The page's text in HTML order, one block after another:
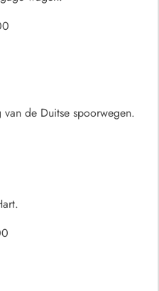
de Duitse spoorwegen.